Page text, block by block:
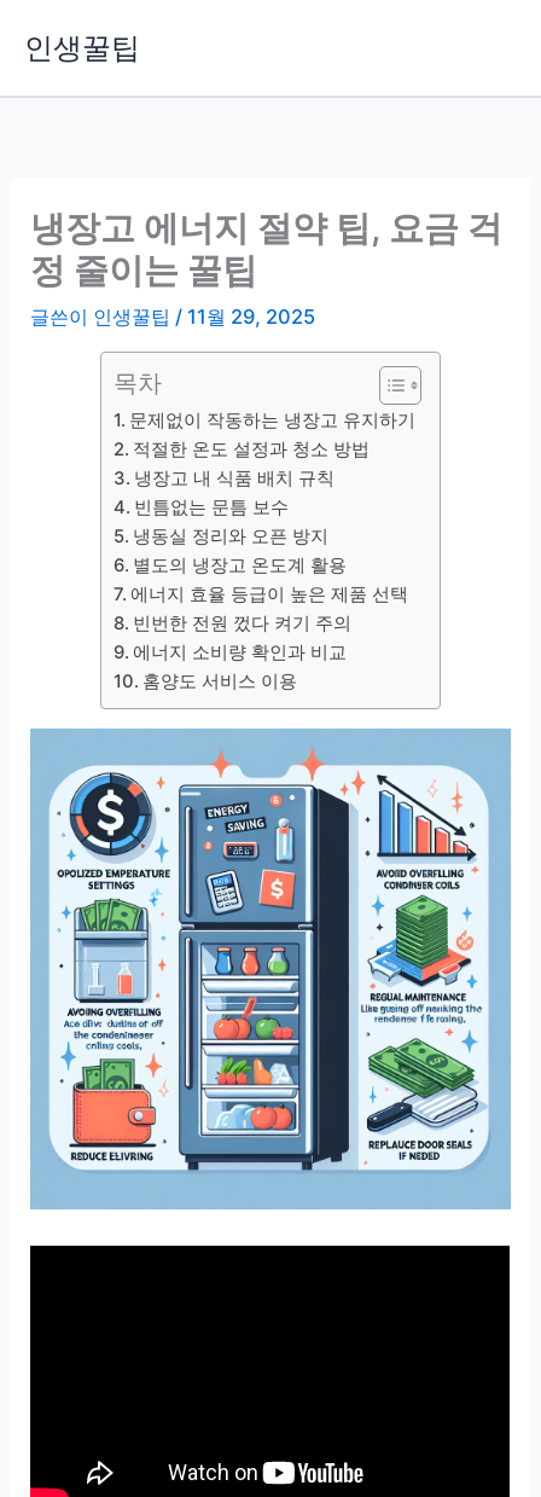
인생꿀팁
냉장고 에너지 절약 팁, 요금 걱
정 줄이는 꿀팁
글쓴이 인생꿀팁 / 11월 29, 2025
목차
문제없이 작동하는 냉장고 유지하기
적절한 온도 설정과 청소 방법
냉장고 내 식품 배치 규칙
빈틈없는 문틈 보수
냉동실 정리와 오픈 방지
별도의 냉장고 온도계 활용
에너지 효율 등급이 높은 제품 선택
빈번한 전원 껐다 켜기 주의
에너지 소비량 확인과 비교
홈양도 서비스 이용